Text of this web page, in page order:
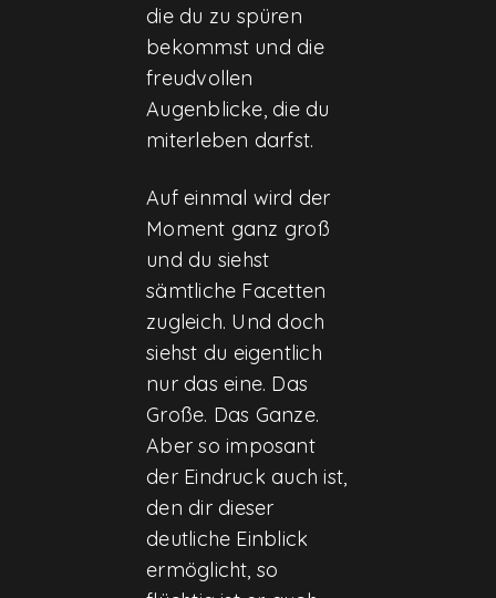
die du zu spüren
bekommst und die
freudvollen
Augenblicke, die du
miterleben darfst.
Auf einmal wird der
Moment ganz groß
und du siehst
sämtliche Facetten
zugleich. Und doch
siehst du eigentlich
nur das eine. Das
Große. Das Ganze.
Aber so imposant
der Eindruck auch ist,
den dir dieser
deutliche Einblick
ermöglicht, so